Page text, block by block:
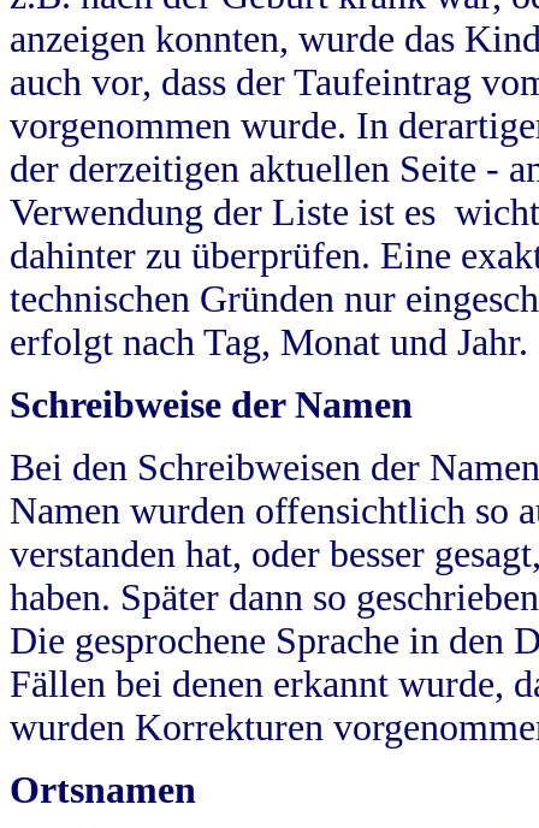
anzeigen konnten, wurde das
auch vor, dass der Taufeintrag
vorgenommen wurde. In
der derzeitigen aktuellen Seite -
Verwendung der Liste ist es
dahinter zu überprüfen. Eine
technischen Gründen nur
erfolgt nach Tag, Monat und Jahr.
Schreibweise der Namen
Bei den Schreibweisen der
Namen wurden offensichtlich so
verstanden hat, oder besser
haben. Später dann so
Die gesprochene Sprache in
Fällen bei denen erkannt wurde,
wurden Korrekturen
Ortsnamen